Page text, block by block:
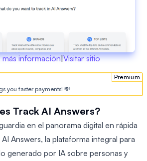
información|Visitar sitio
Premium
you faster payments! 💸
Track AI Answers?
en el panorama digital en rápida
Answers, la plataforma integral para
generado por IA sobre personas y